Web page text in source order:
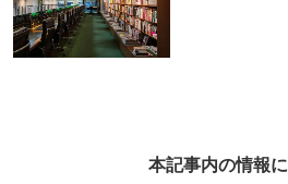
本記事内の情報